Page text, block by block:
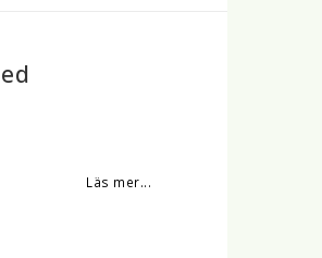
Läs mer...